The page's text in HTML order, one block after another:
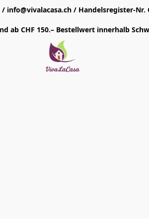
/ info@vivalacasa.ch / Handelsregister-Nr.
ab CHF 150.– Bestellwert innerhalb